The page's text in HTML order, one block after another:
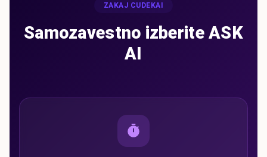
ZAKAJ CUDEKAI
Samozavestno izberite ASK
AI